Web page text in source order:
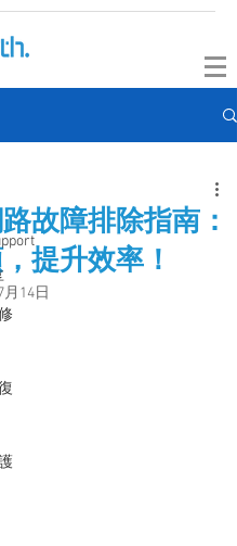
故障排除指南：
提升效率！
月14日